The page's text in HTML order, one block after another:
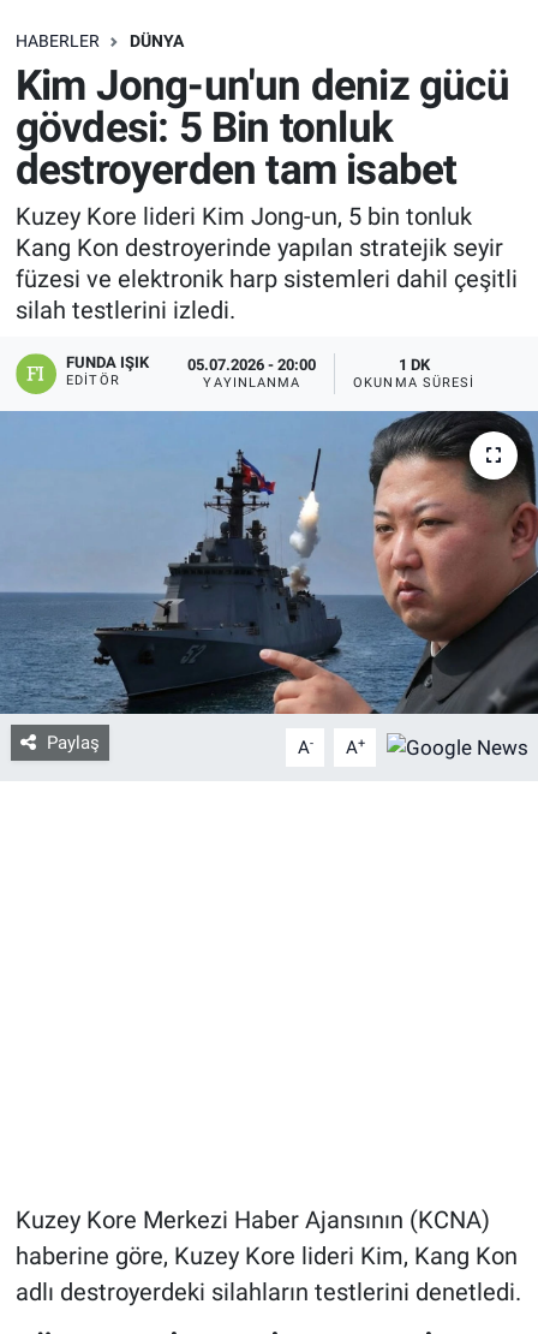
HABERLER DÜNYA
Kim Jong-un'un deniz gücü
gövdesi: 5 Bin tonluk
destroyerden tam isabet
Kuzey Kore lideri Kim Jong-un, 5 bin tonluk
Kang Kon destroyerinde yapılan stratejik seyir
füzesi ve elektronik harp sistemleri dahil çeşitli
silah testlerini izledi.
FUNDA IŞIK
EDITÖR
05.07.2026 - 20:00
YAYINLANMA
1 DK
OKUNMA SÜRESI
Paylaş A- A+
Kuzey Kore Merkezi Haber Ajansının (KCNA)
haberine göre, Kuzey Kore lideri Kim, Kang Kon
adlı destroyerdeki silahların testlerini denetledi.
SAĞLIK
EKONOMİ
EĞİTİM
ÖZEL HABER
Keşfet
ASTROLOJİ
MANŞET
RESMİ İLANLAR
Bize ulaşın
İletişim/Künye
Yaşam